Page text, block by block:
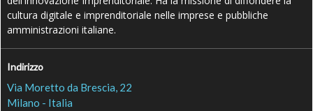
cultura digitale e imprenditoriale nelle imprese e pubbliche
amministrazioni italiane.
Indirizzo
Via Moretto da Brescia, 22
Milano - Italia